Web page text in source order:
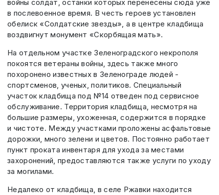
войны солдат, останки которых перенесены сюда уже
в послевоенное время. В честь героев установлен
обелиск «Солдатские звезды», а в центре кладбища
воздвигнут монумент «Скорбящая мать».
На отдельном участке Зеленоградского некрополя
покоятся ветераны войны, здесь также много
похоронено известных в Зеленограде людей -
спортсменов, ученых, политиков. Специальный
участок кладбища под №14 отведен под сервисное
обслуживание. Территория кладбища, несмотря на
большие размеры, ухоженная, содержится в порядке
и чистоте. Между участками проложены асфальтовые
дорожки, много зелени и цветов. Постоянно работает
пункт проката инвентаря для ухода за местами
захоронений, предоставляются также услуги по уходу
за могилами.
Недалеко от кладбища, в селе Ржавки находится